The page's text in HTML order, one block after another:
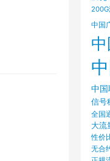
200G
中国
中国
信号
全国
大流
性价
无合